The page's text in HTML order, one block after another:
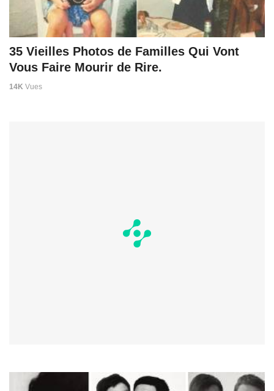
35 Vieilles Photos de Familles Qui Vont
Vous Faire Mourir de Rire.
14K Vues